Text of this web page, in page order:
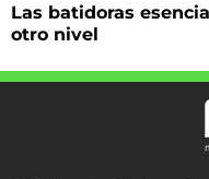
Las batidoras
otro nivel